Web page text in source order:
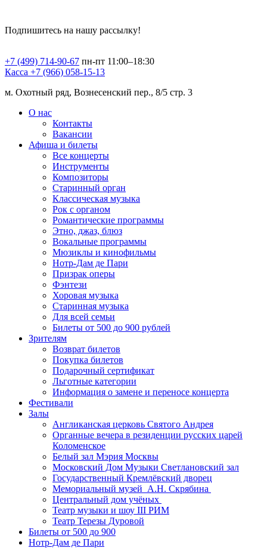
Подпишитесь на нашу рассылку!
+7 (499) 714-90-67 пн-пт 11:00–18:30
Касса +7 (966) 058-15-13
м. Охотный ряд, Вознесенский пер., 8/5 стр. 3
О нас
Контакты
Вакансии
Афиша и билеты
Все концерты
Инструменты
Композиторы
Старинный орган
Классическая музыка
Рок с органом
Романтические программы
Этно, джаз, блюз
Вокальные программы
Мюзиклы и кинофильмы
Нотр-Дам де Пари
Призрак оперы
Фэнтези
Хоровая музыка
Старинная музыка
Для всей семьи
Билеты от 500 до 900 рублей
Зрителям
Возврат билетов
Покупка билетов
Подарочный сертификат
Льготные категории
Информация о замене и переносе концерта
Фестивали
Залы
Англиканская церковь Святого Андрея
Органные вечера в резиденции русских царей
Коломенское
Белый зал Мэрия Москвы
Московский Дом Музыки Светлановский зал
Государственный Кремлёвский дворец
Мемориальный музей А.Н. Скрябина
Центральный дом учёных
Театр музыки и шоу III РИМ
Театр Терезы Дуровой
Билеты от 500 до 900
Нотр-Дам де Пари